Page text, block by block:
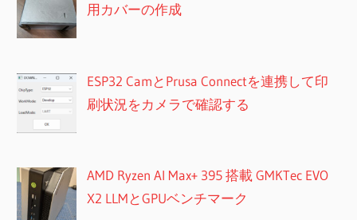
用カバーの作成
ESP32 CamとPrusa Connectを連携して印
刷状況をカメラで確認する
AMD Ryzen AI Max+ 395 搭載 GMKTec EVO
X2 LLMとGPUベンチマーク